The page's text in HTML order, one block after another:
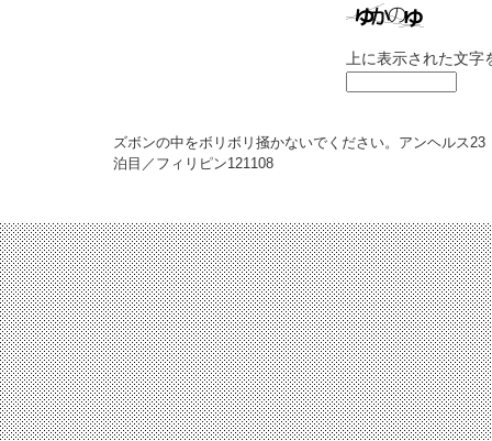
上に表示された文
ズボンの中をボリボリ掻かないでください。アンヘルス23
泊目／フィリピン121108